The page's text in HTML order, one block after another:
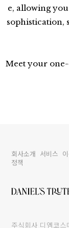
e, allowing
sophistication,
Meet your
회사소개 서비스
정책
주식회사 디엠코